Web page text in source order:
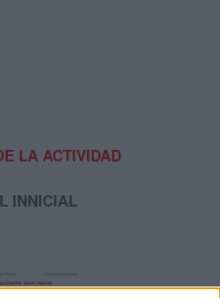
LA ACTIVIDAD
INNICIAL